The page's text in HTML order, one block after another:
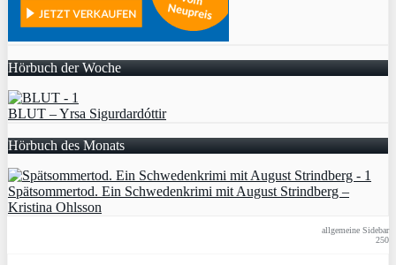
Hörbuch der Woche
BLUT – Yrsa Sigurdardóttir
Hörbuch des Monats
Spätsommertod. Ein Schwedenkrimi mit August Strindberg –
Kristina Ohlsson
allgemeine Sidebar
250